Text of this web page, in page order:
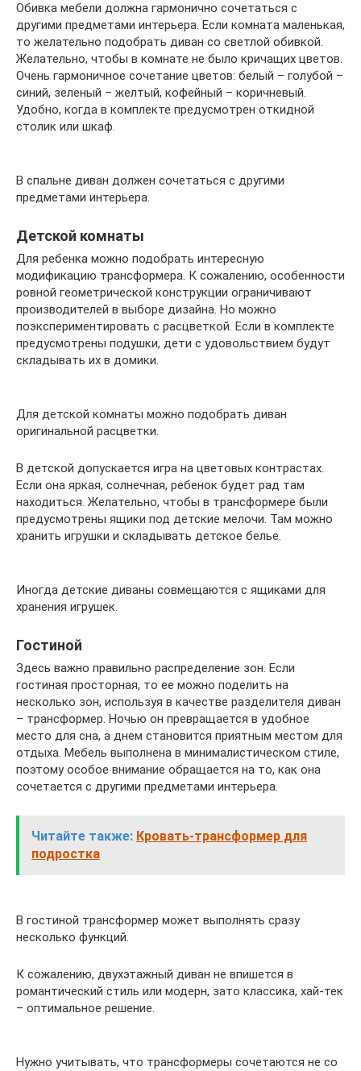
Обивка мебели должна гармонично сочетаться с
другими предметами интерьера. Если комната маленькая,
то желательно подобрать диван со светлой обивкой.
Желательно, чтобы в комнате не было кричащих цветов.
Очень гармоничное сочетание цветов: белый – голубой –
синий, зеленый – желтый, кофейный – коричневый.
Удобно, когда в комплекте предусмотрен откидной
столик или шкаф.
В спальне диван должен сочетаться с другими
предметами интерьера.
Детской комнаты
Для ребенка можно подобрать интересную
модификацию трансформера. К сожалению, особенности
ровной геометрической конструкции ограничивают
производителей в выборе дизайна. Но можно
поэкспериментировать с расцветкой. Если в комплекте
предусмотрены подушки, дети с удовольствием будут
складывать их в домики.
Для детской комнаты можно подобрать диван
оригинальной расцветки.
В детской допускается игра на цветовых контрастах.
Если она яркая, солнечная, ребенок будет рад там
находиться. Желательно, чтобы в трансформере были
предусмотрены ящики под детские мелочи. Там можно
хранить игрушки и складывать детское белье.
Иногда детские диваны совмещаются с ящиками для
хранения игрушек.
Гостиной
Здесь важно правильно распределение зон. Если
гостиная просторная, то ее можно поделить на
несколько зон, используя в качестве разделителя диван
– трансформер. Ночью он превращается в удобное
место для сна, а днем становится приятным местом для
отдыха. Мебель выполнена в минималистическом стиле,
поэтому особое внимание обращается на то, как она
сочетается с другими предметами интерьера.
Читайте также: Кровать-трансформер для
подростка
В гостиной трансформер может выполнять сразу
несколько функций.
К сожалению, двухэтажный диван не впишется в
романтический стиль или модерн, зато классика, хай-тек
– оптимальное решение.
Нужно учитывать, что трансформеры сочетаются не со